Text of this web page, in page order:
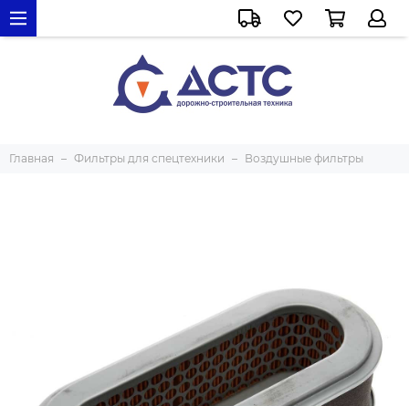
Главная Фильтры для спецтехники Воздушные фильтры